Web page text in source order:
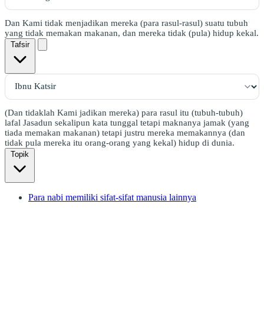
Dan Kami tidak menjadikan mereka (para rasul-rasul) suatu tubuh
yang tidak memakan makanan, dan mereka tidak (pula) hidup kekal.
Tafsir
(Dan tidaklah Kami jadikan mereka) para rasul itu (tubuh-tubuh)
lafal Jasadun sekalipun kata tunggal tetapi maknanya jamak (yang
tiada memakan makanan) tetapi justru mereka memakannya (dan
tidak pula mereka itu orang-orang yang kekal) hidup di dunia.
Topik
Para nabi memiliki sifat-sifat manusia lainnya